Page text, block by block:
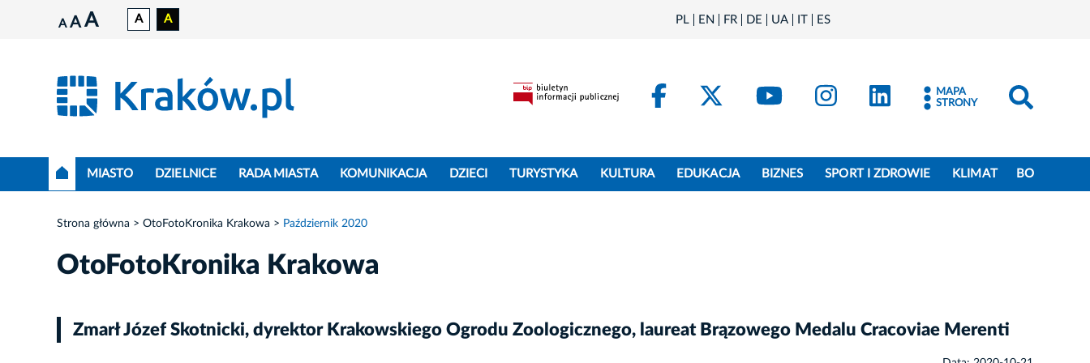
A A A A A PL EN FR DE UA IT ES
FacebookKraków - X
Kraków - YouTube
Kraków - Instagram
Kraków - LinkedIn
MAPA
STRONY
MIASTO DZIELNICE RADA MIASTA KOMUNIKACJA DZIECI TURYSTYKA KULTURA EDUKACJA BIZNES SPORT I ZDROWIE KLIMAT BO
Strona główna OtoFotoKronika Krakowa Październik 2020
OtoFotoKronika Krakowa
Zmarł Józef Skotnicki, dyrektor Krakowskiego Ogrodu Zoologicznego, laureat Brązowego Medalu Cracoviae Merenti